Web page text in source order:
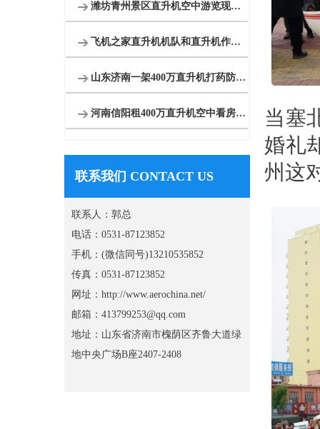
潍坊青州景区直升机空中游览现场人山人海
飞机之家直升机机队和直升机作业运输车辆
山东济南一架400万直升机打药防治春尺蠖
河南信阳租400万直升机空中看房短视频600万播放
联系我们 CONTACT US
联系人：郭总
电话：0531-87123852
手机：(微信同号)13210535852
传真：0531-87123852
网址：http://www.aerochina.net/
邮箱：413799253@qq.com
地址：山东省济南市槐荫区齐鲁大道绿
地中央广场B座2407-2408
当塞
婚礼
州这